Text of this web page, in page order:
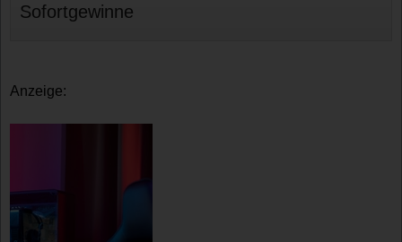
Sofortgewinne
Anzeige: